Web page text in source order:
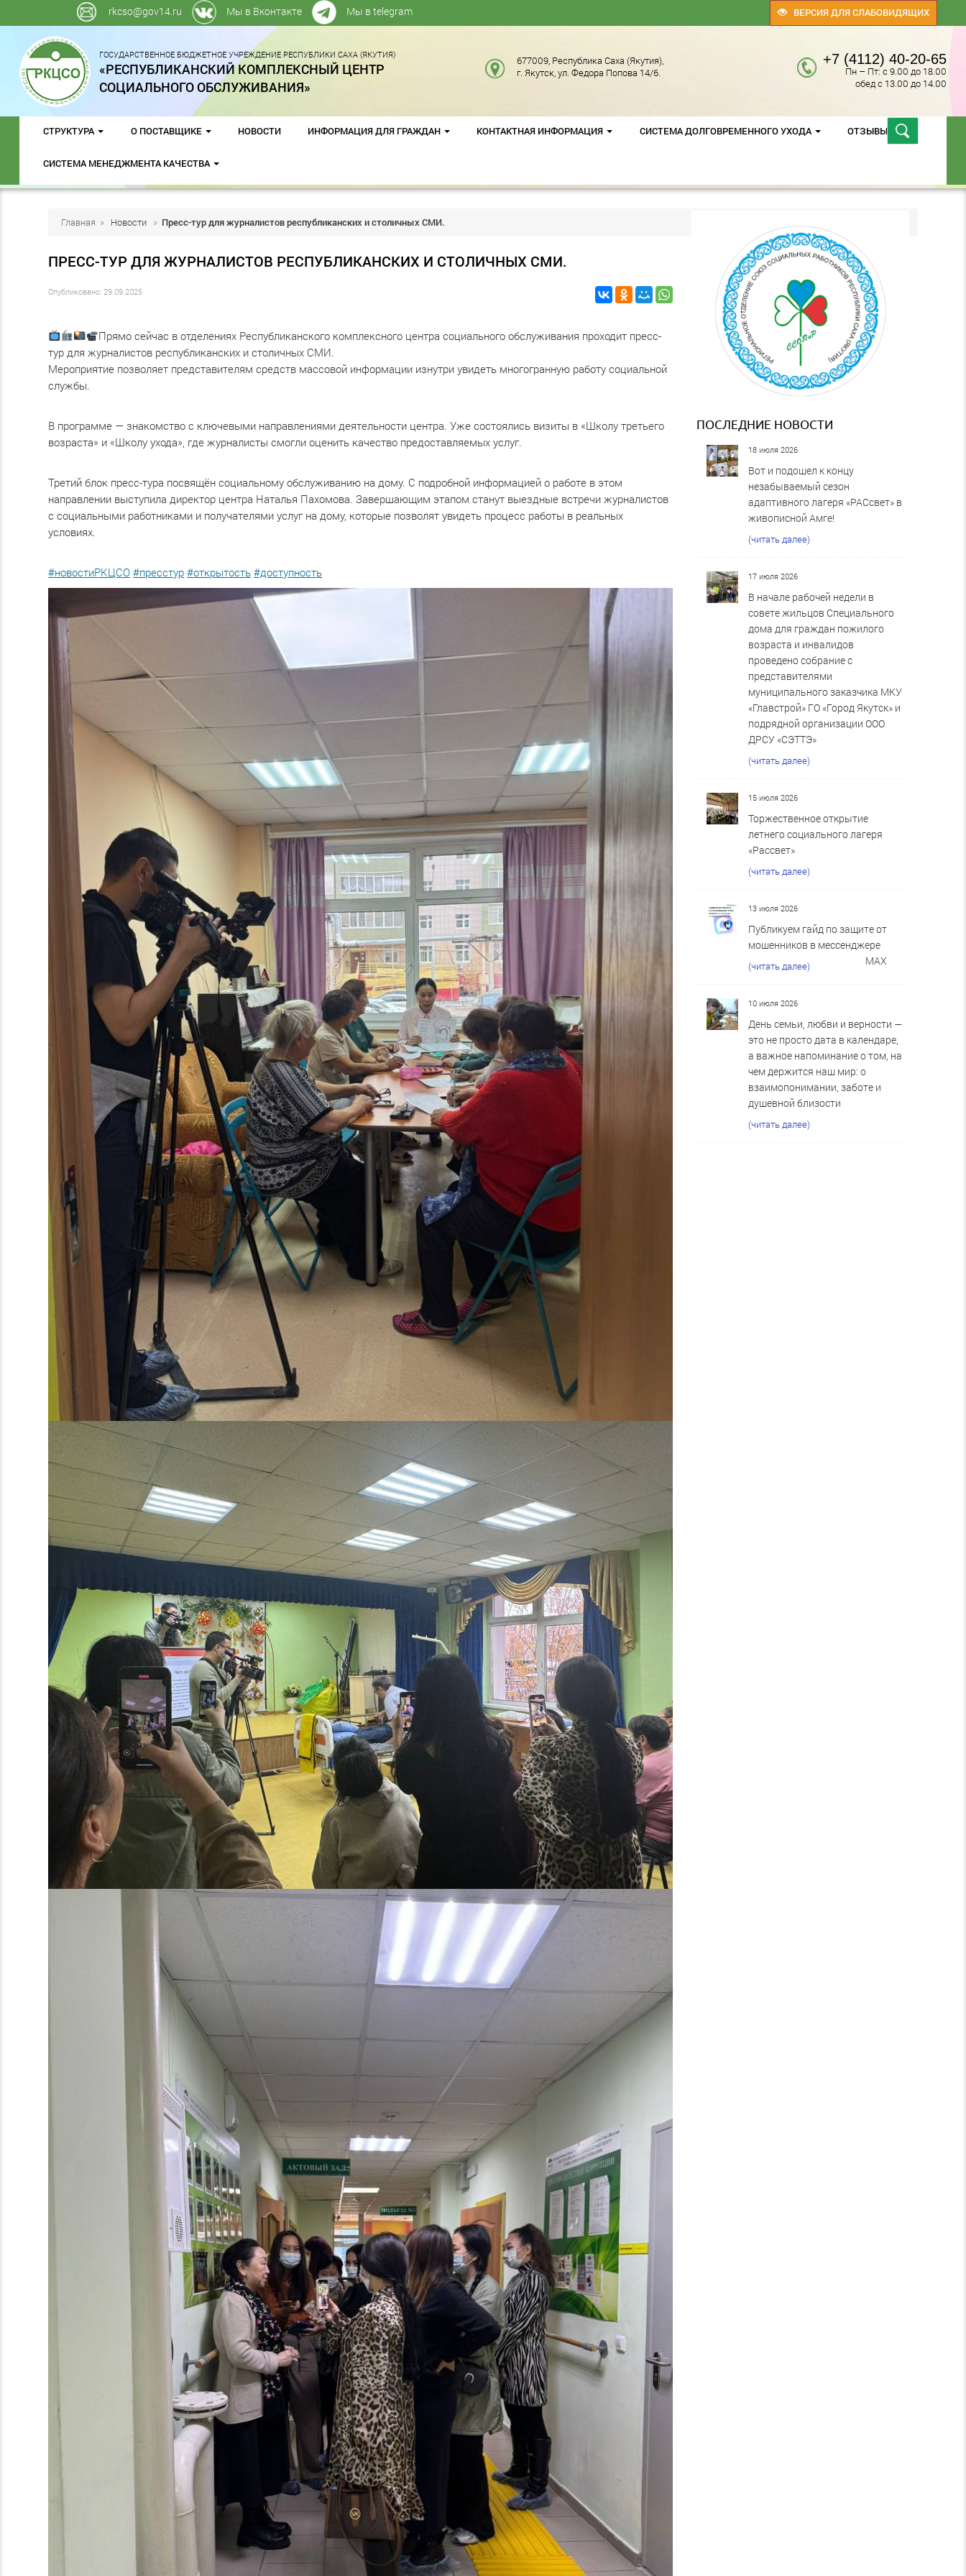
ВЕРСИЯ ДЛЯ СЛАБОВИДЯЩИХ
rkcso@gov14.ru Мы в Вконтакте Мы в telegram
ГОСУДАРСТВЕННОЕ БЮДЖЕТНОЕ УЧРЕЖДЕНИЕ РЕСПУБЛИКИ САХА (ЯКУТИЯ)
«РЕСПУБЛИКАНСКИЙ КОМПЛЕКСНЫЙ ЦЕНТР
СОЦИАЛЬНОГО ОБСЛУЖИВАНИЯ»
677009, Республика Саха (Якутия),
г. Якутск, ул. Федора Попова 14/6.
+7 (4112) 40-20-65
Пн – Пт: с 9.00 до 18.00
обед с 13.00 до 14.00
СТРУКТУРА О ПОСТАВЩИКЕ НОВОСТИ ИНФОРМАЦИЯ ДЛЯ ГРАЖДАН КОНТАКТНАЯ ИНФОРМАЦИЯ СИСТЕМА ДОЛГОВРЕМЕННОГО УХОДА ОТЗЫВЫ
СИСТЕМА МЕНЕДЖМЕНТА КАЧЕСТВА
Главная » Новости » Пресс-тур для журналистов республиканских и столичных СМИ.
ПРЕСС-ТУР ДЛЯ ЖУРНАЛИСТОВ РЕСПУБЛИКАНСКИХ И СТОЛИЧНЫХ СМИ.
Опубликовано: 29.09.2025
Прямо сейчас в отделениях Республиканского комплексного центра социального обслуживания проходит пресс-
тур для журналистов республиканских и столичных СМИ.
Мероприятие позволяет представителям средств массовой информации изнутри увидеть многогранную работу социальной
службы.
В программе — знакомство с ключевыми направлениями деятельности центра. Уже состоялись визиты в «Школу третьего
возраста» и «Школу ухода», где журналисты смогли оценить качество предоставляемых услуг.
Третий блок пресс-тура посвящён социальному обслуживанию на дому. С подробной информацией о работе в этом
направлении выступила директор центра Наталья Пахомова. Завершающим этапом станут выездные встречи журналистов
с социальными работниками и получателями услуг на дому, которые позволят увидеть процесс работы в реальных
условиях.
#новостиРКЦСО #пресстур #открытость #доступность
ПОСЛЕДНИЕ НОВОСТИ
18 июля 2026
Вот и подошел к концу
незабываемый сезон
адаптивного лагеря «РАСсвет» в
живописной Амге!
(читать далее)
17 июля 2026
В начале рабочей недели в
совете жильцов Специального
дома для граждан пожилого
возраста и инвалидов
проведено собрание с
представителями
муниципального заказчика МКУ
«Главстрой» ГО «Город Якутск» и
подрядной организации ООО
ДРСУ «СЭТТЭ»
(читать далее)
15 июля 2026
Торжественное открытие
летнего социального лагеря
«Рассвет»
(читать далее)
13 июля 2026
Публикуем гайд по защите от
мошенников в мессенджере
MAX
(читать далее)
10 июля 2026
День семьи, любви и верности —
это не просто дата в календаре,
а важное напоминание о том, на
чем держится наш мир: о
взаимопонимании, заботе и
душевной близости
(читать далее)